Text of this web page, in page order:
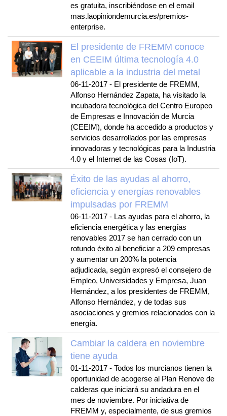
es gratuita, inscribiéndose en el email
mas.laopiniondemurcia.es/premios-
enterprise.
El presidente de FREMM conoce
en CEEIM última tecnología 4.0
aplicable a la industria del metal
06-11-2017 - El presidente de FREMM,
Alfonso Hernández Zapata, ha visitado la
incubadora tecnológica del Centro Europeo
de Empresas e Innovación de Murcia
(CEEIM), donde ha accedido a productos y
servicios desarrollados por las empresas
innovadoras y tecnológicas para la Industria
4.0 y el Internet de las Cosas (IoT).
Éxito de las ayudas al ahorro,
eficiencia y energías renovables
impulsadas por FREMM
06-11-2017 - Las ayudas para el ahorro, la
eficiencia energética y las energías
renovables 2017 se han cerrado con un
rotundo éxito al beneficiar a 209 empresas
y aumentar un 200% la potencia
adjudicada, según expresó el consejero de
Empleo, Universidades y Empresa, Juan
Hernández, a los presidentes de FREMM,
Alfonso Hernández, y de todas sus
asociaciones y gremios relacionados con la
energía.
Cambiar la caldera en noviembre
tiene ayuda
01-11-2017 - Todos los murcianos tienen la
oportunidad de acogerse al Plan Renove de
calderas que iniciará su andadura en el
mes de noviembre. Por iniciativa de
FREMM y, especialmente, de sus gremios